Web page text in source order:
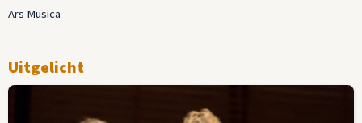
Ars Musica
Uitgelicht